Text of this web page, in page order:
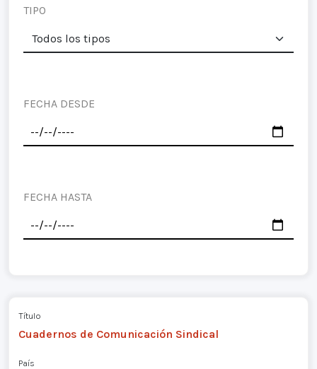
TIPO
FECHA DESDE
FECHA HASTA
Título
Cuadernos de Comunicación Sindical
País